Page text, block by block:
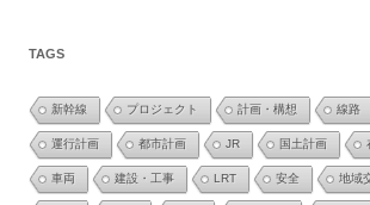
TAGS
新幹線 プロジェクト 計画・構想 線路
運行計画 都市計画 JR 国土計画
車両 建設・工事 LRT 安全 地域